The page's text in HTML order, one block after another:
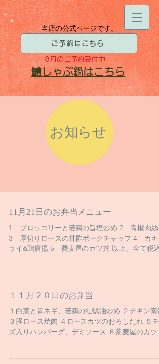
当店の公式ページです。
ご予約はこちら
8月のご予約受付中
​鱧しゃぶ鍋はこちら
お知らせ
11月21日のお弁当メニュー
1 ブロッコリーと若鶏の旨塩炒め 2 青椒肉絲
3 厚切りロースの甘酢ポークチャップ 4 カキ
ライ&鶏唐揚 5 蕎麦屋のカツ丼 以上、全て税込
１１月２０日のお弁当
１白菜と青ネギ、若鷄の牡蠣油炒め ２チキン南
３豚ロース焼肉 ４ロースカツのおろしだれ ５チ
ズ入りハンバーグ、デミソース ６蕎麦屋のカツ